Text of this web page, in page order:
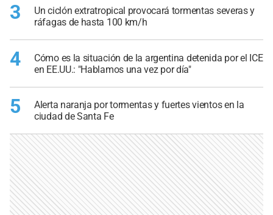
3
Un ciclón extratropical provocará tormentas severas y
ráfagas de hasta 100 km/h
4
Cómo es la situación de la argentina detenida por el ICE
en EE.UU.: "Hablamos una vez por día"
5
Alerta naranja por tormentas y fuertes vientos en la
ciudad de Santa Fe